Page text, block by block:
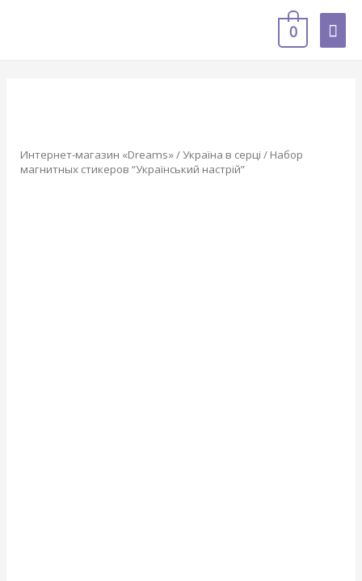
0
Интернет-магазин «Dreams»/Україна в серці / Набор
магнитных стикеров “Український настрій”